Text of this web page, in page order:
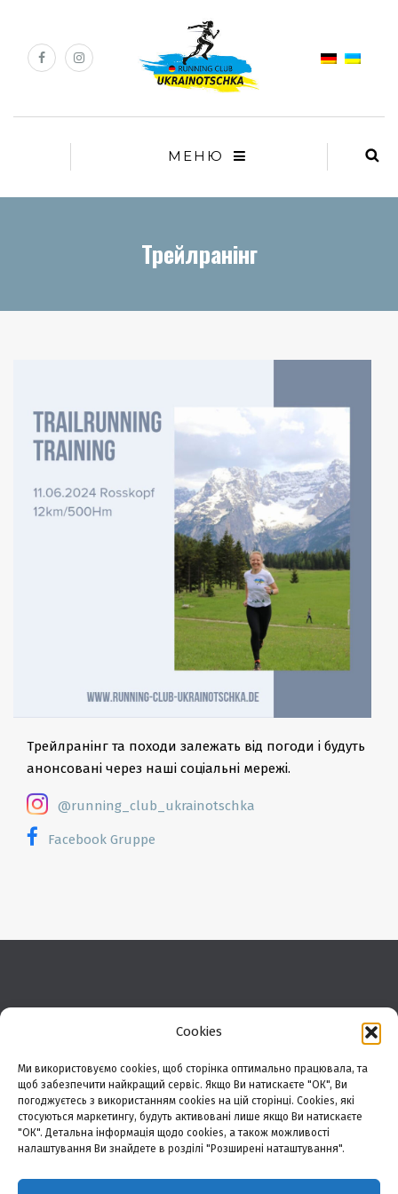
Cookies
Ми використовуємо cookies, щоб сторінка оптимально працювала, та
щоб забезпечити найкращий сервіс. Якщо Ви натискаєте "ОК", Ви
погоджуєтесь з використанням cookies на цій сторінці. Cookies, які
стосуються маркетингу, будуть активовані лише якщо Ви натискаєте
"ОК". Детальна інформація щодо cookies, а також можливості
налаштування Ви знайдете в розділі "Розширені наташтування".
МЕНЮ
Трейлранінг
Трейлранінг та походи залежать від погоди і будуть
анонсовані через наші соціальні мережі.
@running_club_ukrainotschka
Facebook Gruppe
All rights reserved
ПРИЄДНУЙСЯ ДО
НАС
Instagram